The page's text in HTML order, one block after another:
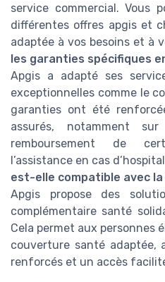
service commercial. Vous
différentes offres apgis et
adaptée à vos besoins et à
les garanties spécifiques
Apgis a adapté ses
exceptionnelles comme le
garanties ont été
assurés, notamment
remboursement de
l’assistance en cas
est-elle compatible avec la
Apgis propose des
complémentaire santé
Cela permet aux personnes
couverture santé adaptée,
renforcés et un accès